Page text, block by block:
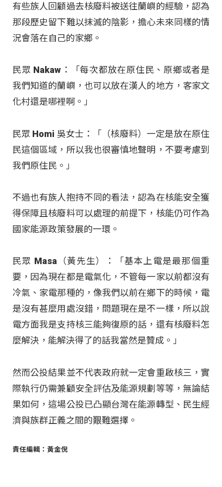
有些族人回顧過去核廢料被送往蘭嶼的經驗，認為
那段歷史留下難以抹滅的陰影，擔心未來同樣的情
況會落在自己的家鄉。
民眾 Nakaw：「每次都放在原住民、原鄉或者是
我們知道的蘭嶼，也可以放在漢人的地方，客家文
化村還是哪裡啊。」
民眾 Homi 吳女士：「（核廢料）一定是放在原住
民這個區域，所以我也很審慎地聲明，不要考慮到
我們原住民。」
不過也有族人抱持不同的看法，認為在核能安全獲
得保障且核廢料可以處理的前提下，核能仍可作為
國家能源政策發展的一環。
民眾 Masa（黃先生）：「基本上電是最那個重
要，因為現在都是電氣化，不管每一家以前都沒有
冷氣、家電那種的，像我們以前在鄉下的時候，電
是沒有甚麼用處沒錯，問題現在是不一樣，所以說
電方面我是支持核三能夠復原的話，還有核廢料怎
麼解決，能解決得了的話我當然是贊成。」
然而公投結果並不代表政府就一定會重啟核三，實
際執行仍需兼顧安全評估及能源規劃等等，無論結
果如何，這場公投已凸顯台灣在能源轉型、民生經
濟與族群正義之間的艱難選擇。
責任編輯：黃金倪